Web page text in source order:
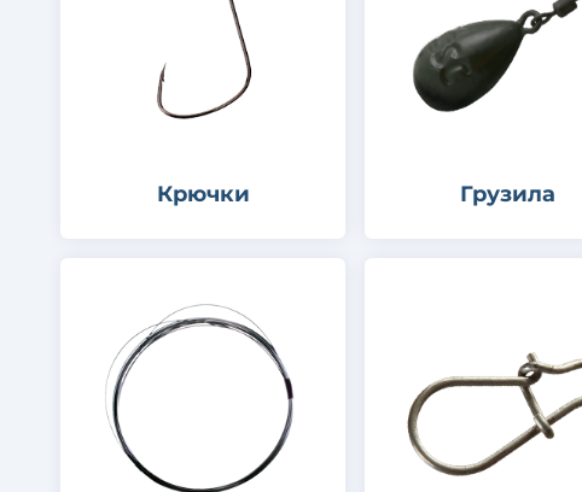
Крючки Грузила